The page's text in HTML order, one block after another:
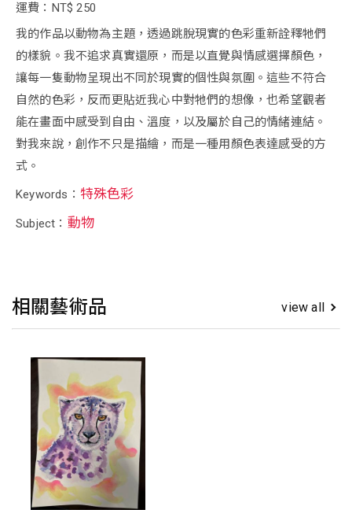
運費：NT$ 250
我的作品以動物為主題，透過跳脫現實的色彩重新詮釋牠們
的樣貌。我不追求真實還原，而是以直覺與情感選擇顏色，
讓每一隻動物呈現出不同於現實的個性與氛圍。這些不符合
自然的色彩，反而更貼近我心中對牠們的想像，也希望觀者
能在畫面中感受到自由、溫度，以及屬於自己的情緒連結。
對我來說，創作不只是描繪，而是一種用顏色表達感受的方
式。
Keywords： 特殊色彩
Subject： 動物
相關藝術品 view all